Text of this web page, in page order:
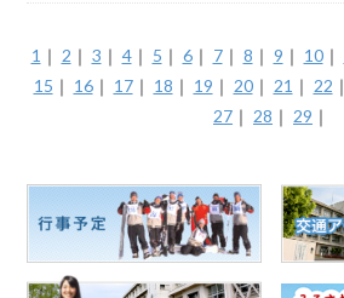
1 ｜ 2 ｜ 3 ｜ 4｜ 5 ｜ 6｜ 7｜ 8 ｜ 9 ｜ 10｜
15 ｜ 16｜ 17｜ 18 ｜ 19 ｜ 20｜ 21 ｜ 22 ｜
27 ｜ 28 ｜ 29 ｜